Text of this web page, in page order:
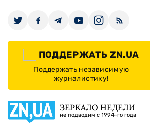
ПОДДЕРЖАТЬ ZN.UA
Поддержать независимую
журналистику!
ЗЕРКАЛО НЕДЕЛИ
не подводим с 1994-го года